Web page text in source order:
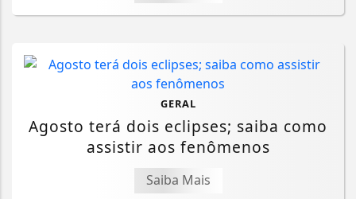
GERAL
Agosto terá dois eclipses; saiba como
assistir aos fenômenos
Saiba Mais